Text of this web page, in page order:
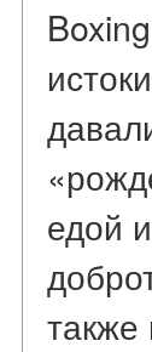
едой
также